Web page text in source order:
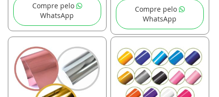
Compre pelo
WhatsApp
Compre pelo
WhatsApp